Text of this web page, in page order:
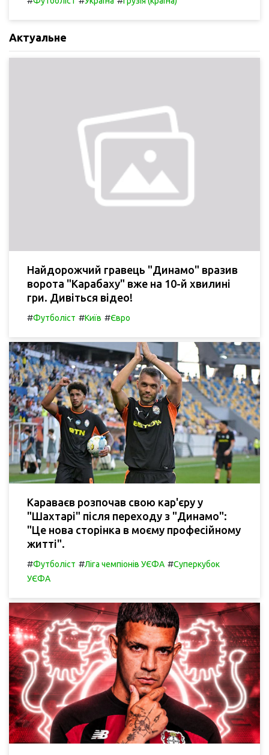
Актуальне
Найдорожчий гравець "Динамо" вразив
ворота "Карабаху" вже на 10-й хвилині
гри. Дивіться відео!
#Футболіст #Київ #Євро
Караваєв розпочав свою кар'єру у
"Шахтарі" після переходу з "Динамо":
"Це нова сторінка в моєму професійному
житті".
#Футболіст #Ліга чемпіонів УЄФА #Суперкубок
УЄФА